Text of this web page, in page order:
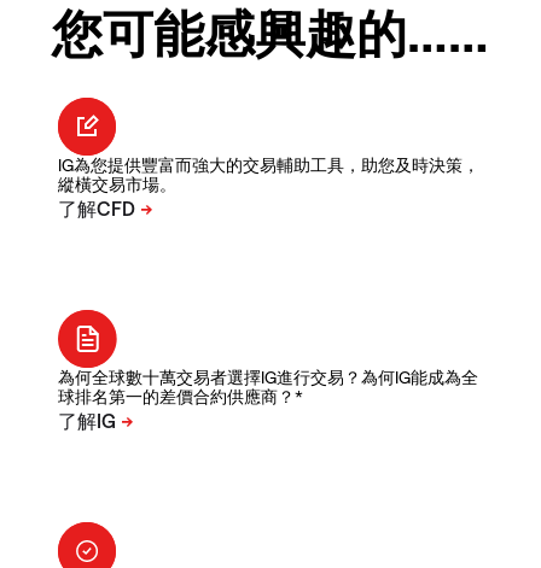
您可能感興趣的……
IG為您提供豐富而強大的交易輔助工具，助您及時決策，
縱橫交易市場。
為何全球數十萬交易者選擇IG進行交易？為何IG能成為全
球排名第一的差價合約供應商？*